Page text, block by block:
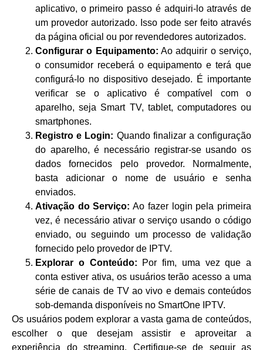
aplicativo, o primeiro passo é adquiri-lo através de
um provedor autorizado. Isso pode ser feito através
da página oficial ou por revendedores autorizados.
Configurar o Equipamento: Ao adquirir o serviço,
o consumidor receberá o equipamento e terá que
configurá-lo no dispositivo desejado. É importante
verificar se o aplicativo é compatível com o
aparelho, seja Smart TV, tablet, computadores ou
smartphones.
Registro e Login: Quando finalizar a configuração
do aparelho, é necessário registrar-se usando os
dados fornecidos pelo provedor. Normalmente,
basta adicionar o nome de usuário e senha
enviados.
Ativação do Serviço: Ao fazer login pela primeira
vez, é necessário ativar o serviço usando o código
enviado, ou seguindo um processo de validação
fornecido pelo provedor de IPTV.
Explorar o Conteúdo: Por fim, uma vez que a
conta estiver ativa, os usuários terão acesso a uma
série de canais de TV ao vivo e demais conteúdos
sob-demanda disponíveis no SmartOne IPTV.
Os usuários podem explorar a vasta gama de conteúdos,
escolher o que desejam assistir e aproveitar a
experiência do streaming. Certifique-se de seguir as